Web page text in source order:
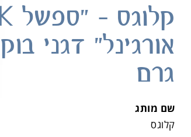
קלוגס – "ספשל K
גרם
שם מותג
קלוגס